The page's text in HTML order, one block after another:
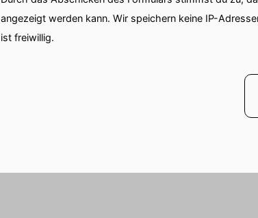
angezeigt werden kann. Wir speichern keine IP-
ist freiwillig.